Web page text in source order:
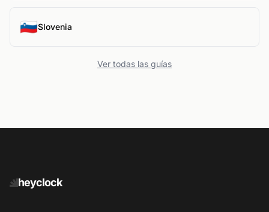
🇸🇮Slovenia
Ver todas las guías
heyclock